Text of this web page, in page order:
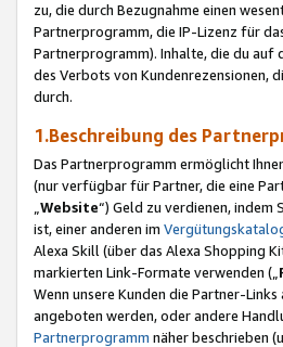
zu, die durch Bezugnahme einen
Partnerprogramm, die IP-Lizenz für
Partnerprogramm). Inhalte, die du auf
des Verbots von Kundenrezensionen,
durch.
1.Beschreibung des
Das Partnerprogramm ermöglicht
(nur verfügbar für Partner, die eine
Website“) Geld zu verdienen, indem
ist, einer anderen im
Alexa Skill (über das Alexa Shopping
markierten Link-Formate verwenden („
Wenn unsere Kunden die Partner-
angeboten werden, oder andere
Partnerprogramm näher beschrieben